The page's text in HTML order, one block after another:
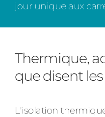
jour unique aux
Thermique,
que disent
L'isolation